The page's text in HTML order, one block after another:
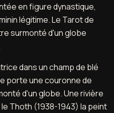
en figure dynastique,
légitime. Le Tarot de
surmonté d'un globe
dans un champ de blé
porte une couronne de
d'un globe. Une rivière
Thoth (1938-1943) la peint